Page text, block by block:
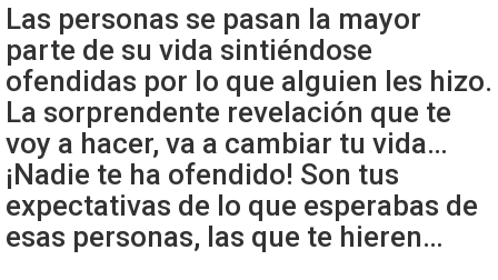
Las personas se pasan la mayor
parte de su vida sintiéndose
ofendidas por lo que alguien les hizo.
La sorprendente revelación que te
voy a hacer, va a cambiar tu vida…
¡Nadie te ha ofendido! Son tus
expectativas de lo que esperabas de
esas personas, las que te hieren…